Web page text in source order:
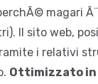
magari
Il sito web,
i relativi
Ottimizzato in